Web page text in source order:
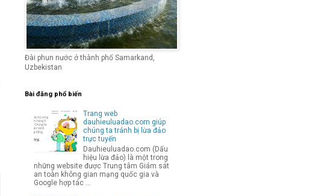
Đài phun nước ở thành phố Samarkand,
Uzbekistan
Bài đăng phổ biến
Trang web
dauhieuluadao.com giúp
chúng ta tránh bị lừa đảo
trực tuyến
Dauhieuluadao.com (Dấu
hiệu lừa đảo) là một trong
những website được Trung tâm Giám sát
an toàn không gian mạng quốc gia và
Google hợp tác ...